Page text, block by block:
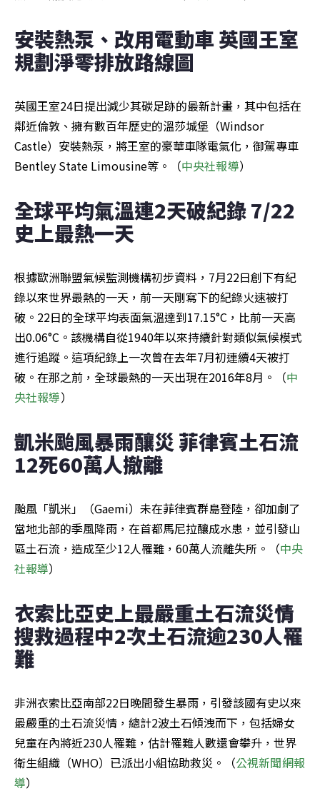
安裝熱泵、改用電動車 英國王室
規劃淨零排放路線圖
英國王室24日提出減少其碳足跡的最新計畫，其中包括在
鄰近倫敦、擁有數百年歷史的溫莎城堡（Windsor
Castle）安裝熱泵，將王室的豪華車隊電氣化，御駕專車
Bentley State Limousine等。（中央社報導）
全球平均氣溫連2天破紀錄 7/22
史上最熱一天
根據歐洲聯盟氣候監測機構初步資料，7月22日創下有紀
錄以來世界最熱的一天，前一天剛寫下的紀錄火速被打
破。22日的全球平均表面氣溫達到17.15°C，比前一天高
出0.06°C。該機構自從1940年以來持續針對類似氣候模式
進行追蹤。這項紀錄上一次曾在去年7月初連續4天被打
破。在那之前，全球最熱的一天出現在2016年8月。（中
央社報導）
凱米颱風暴雨釀災 菲律賓土石流
12死60萬人撤離
颱風「凱米」（Gaemi）未在菲律賓群島登陸，卻加劇了
當地北部的季風降雨，在首都馬尼拉釀成水患，並引發山
區土石流，造成至少12人罹難，60萬人流離失所。（中央
社報導）
衣索比亞史上最嚴重土石流災情
搜救過程中2次土石流逾230人罹
難
非洲衣索比亞南部22日晚間發生暴雨，引發該國有史以來
最嚴重的土石流災情，總計2波土石傾洩而下，包括婦女
兒童在內將近230人罹難，估計罹難人數還會攀升，世界
衛生組織（WHO）已派出小組協助救災。（公視新聞網報
導）